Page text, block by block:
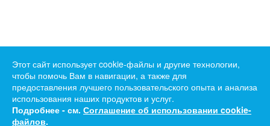
Этот сайт использует cookie-файлы и другие технологии,
чтобы помочь Вам в навигации, а также для
предоставления лучшего пользовательского опыта и анализа
использования наших продуктов и услуг.
Подробнее - см. Соглашение об использовании cookie-
файлов.